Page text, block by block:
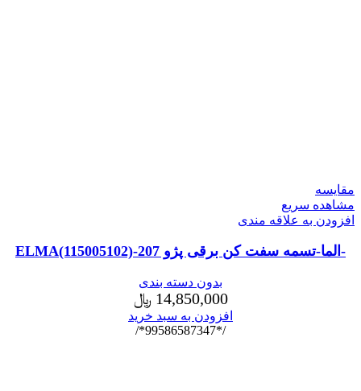
مقایسه
مشاهده سریع
افزودن به علاقه مندی
-الما-تسمه سفت کن برقی پژو 207-ELMA(115005102)
بدون دسته بندی
14,850,000 ﷼
افزودن به سبد خرید
/*99586587347*/